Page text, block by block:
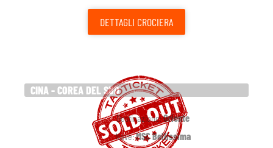
DETTAGLI CROCIERA
CINA - COREA DEL SUD
Destinazione:Oriente
Nave:MSC Bellissima